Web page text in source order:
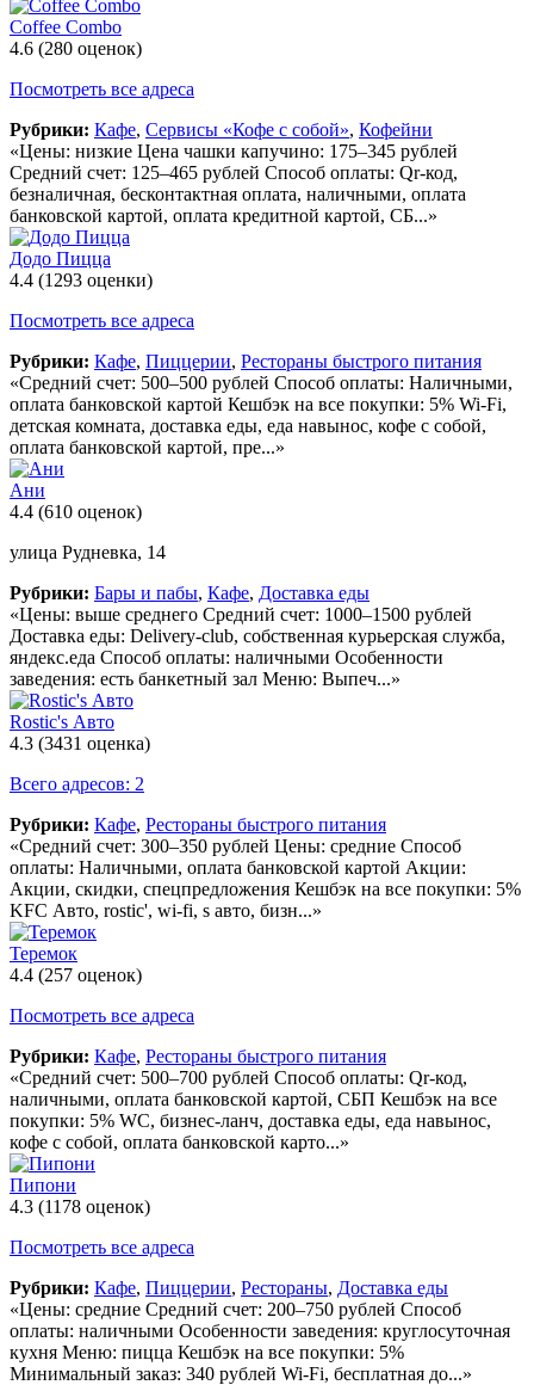
Coffee Combo
4.6 (280 оценок)
Посмотреть все адреса
Рубрики: Кафе, Сервисы «Кофе с собой», Кофейни
«Цены: низкие Цена чашки капучино: 175–345 рублей
Средний счет: 125–465 рублей Способ оплаты: Qr-код,
безналичная, бесконтактная оплата, наличными, оплата
банковской картой, оплата кредитной картой, СБ...»
Додо Пицца
4.4 (1293 оценки)
Посмотреть все адреса
Рубрики: Кафе, Пиццерии, Рестораны быстрого питания
«Средний счет: 500–500 рублей Способ оплаты: Наличными,
оплата банковской картой Кешбэк на все покупки: 5% Wi-Fi,
детская комната, доставка еды, еда навынос, кофе с собой,
оплата банковской картой, пре...»
Ани
4.4 (610 оценок)
улица Рудневка, 14
Рубрики: Бары и пабы, Кафе, Доставка еды
«Цены: выше среднего Средний счет: 1000–1500 рублей
Доставка еды: Delivery-club, собственная курьерская служба,
яндекс.еда Способ оплаты: наличными Особенности
заведения: есть банкетный зал Меню: Выпеч...»
Rostic's Авто
4.3 (3431 оценка)
Всего адресов: 2
Рубрики: Кафе, Рестораны быстрого питания
«Средний счет: 300–350 рублей Цены: средние Способ
оплаты: Наличными, оплата банковской картой Акции:
Акции, скидки, спецпредложения Кешбэк на все покупки: 5%
KFC Авто, rostic', wi-fi, s авто, бизн...»
Теремок
4.4 (257 оценок)
Посмотреть все адреса
Рубрики: Кафе, Рестораны быстрого питания
«Средний счет: 500–700 рублей Способ оплаты: Qr-код,
наличными, оплата банковской картой, СБП Кешбэк на все
покупки: 5% WC, бизнес-ланч, доставка еды, еда навынос,
кофе с собой, оплата банковской карто...»
Пипони
4.3 (1178 оценок)
Посмотреть все адреса
Рубрики: Кафе, Пиццерии, Рестораны, Доставка еды
«Цены: средние Средний счет: 200–750 рублей Способ
оплаты: наличными Особенности заведения: круглосуточная
кухня Меню: пицца Кешбэк на все покупки: 5%
Минимальный заказ: 340 рублей Wi-Fi, бесплатная до...»